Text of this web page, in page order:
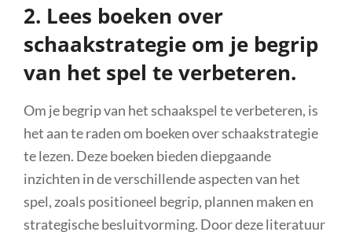
2. Lees boeken over
schaakstrategie om je begrip
van het spel te verbeteren.
Om je begrip van het schaakspel te verbeteren, is
het aan te raden om boeken over schaakstrategie
te lezen. Deze boeken bieden diepgaande
inzichten in de verschillende aspecten van het
spel, zoals positioneel begrip, plannen maken en
strategische besluitvorming. Door deze literatuur